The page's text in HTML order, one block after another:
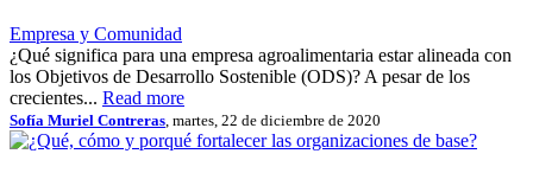
Empresa y Comunidad
¿Qué significa para una empresa agroalimentaria estar alineada con
los Objetivos de Desarrollo Sostenible (ODS)? A pesar de los
crecientes... Read more
Sofía Muriel Contreras , martes, 22 de diciembre de 2020